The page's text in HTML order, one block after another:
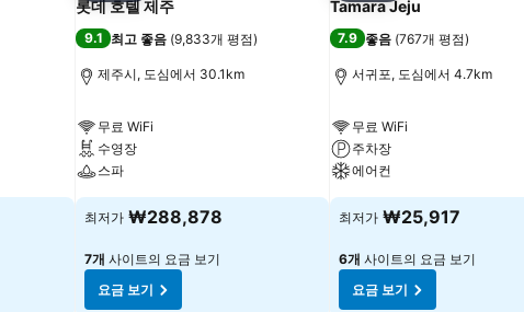
롯데 호텔 제주
9.1 최고 좋음 (9,833개 평점)
제주시, 도심에서 30.1km
무료 WiFi
수영장
스파
최저가 ₩288,878
7개 사이트의 요금 보기
요금 보기
Tamara Jeju
7.9 좋음 (767개 평점)
서귀포, 도심에서 4.7km
무료 WiFi
주차장
에어컨
최저가 ₩25,917
6개 사이트의 요금 보기
요금 보기